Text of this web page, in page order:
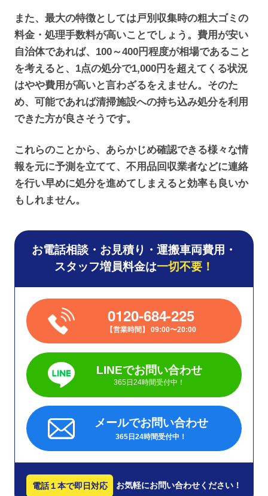
また、最大の特徴としては戸別収集時の粗大ゴミの
料金・処理手数料が高いことでしょう。費用が安い
自治体であれば、100～400円程度が相場であること
を考えると、1点の処分で1,000円を超えてくる状況
はやや費用が高いと言わざるをえません。そのた
め、可能であれば清掃施設への持ち込み処分を利用
できた方が良さそうです。
これらのことから、あらかじめ確認できる様々な情
報を元に予測を立てて、不用品回収業者などに連絡
を行い早めに処分を進めてしまえると効率も良いか
もしれません。
お電話相談・お見積り・運搬車両費用・
スタッフ増員料金は一切不要！
0120-684-225
営業時間 09:00〜20:00
LINEでお問い合わせ
365日24時間受付中！
メールでお問い合わせ
365日24時間受付中！
電話１本で即日対応 お気軽にお問い合わせください！